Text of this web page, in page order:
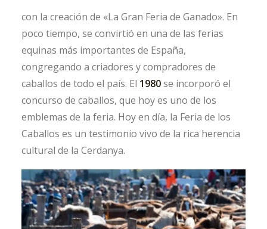
con la creación de «La Gran Feria de Ganado». En
poco tiempo, se convirtió en una de las ferias
equinas más importantes de España,
congregando a criadores y compradores de
caballos de todo el país. El 1980se incorporó el
concurso de caballos, que hoy es uno de los
emblemas de la feria. Hoy en día, la Feria de los
Caballos es un testimonio vivo de la rica herencia
cultural de la Cerdanya.